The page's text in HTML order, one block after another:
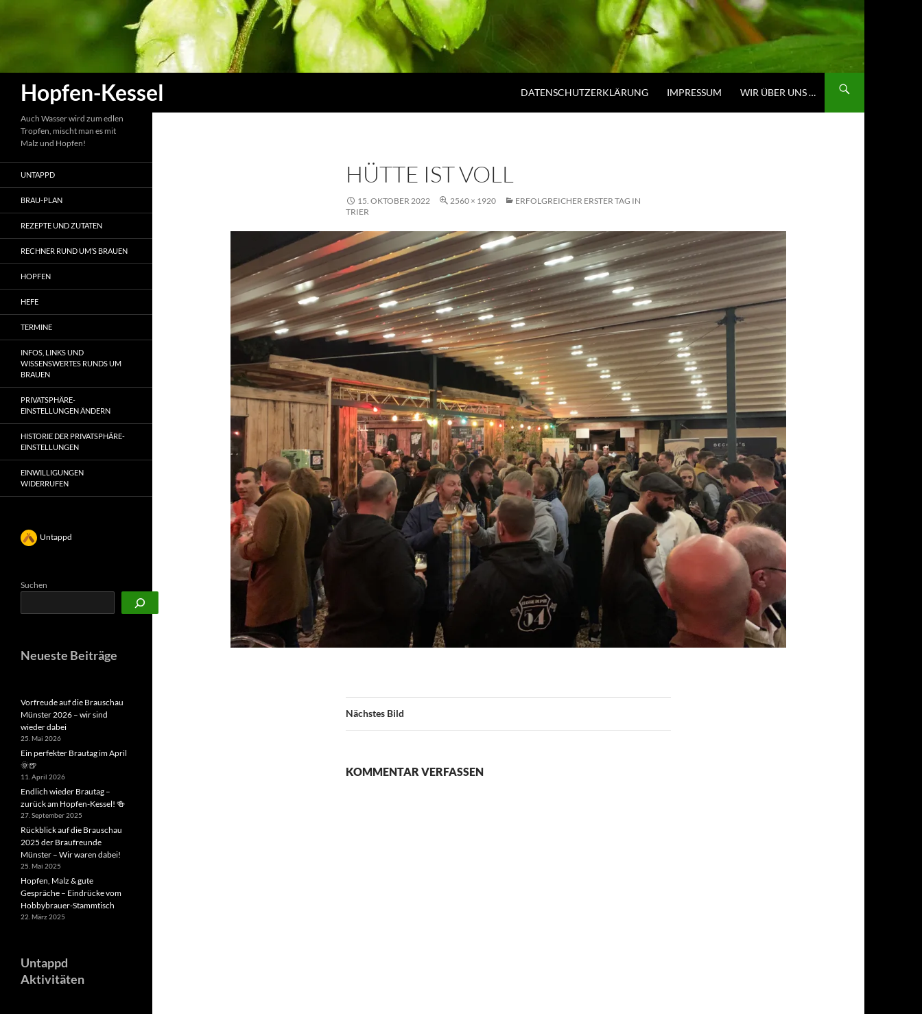
Hopfen-Kessel DATENSCHUTZERKLÄRUNG IMPRESSUM WIR ÜBER UNS …
HÜTTE IST VOLL
15. OKTOBER 2022 2560 × 1920
ERFOLGREICHER ERSTER TAG IN
TRIER
Nächstes Bild
KOMMENTAR VERFASSEN
Auch Wasser wird zum edlen
Tropfen, mischt man es mit
Malz und Hopfen!
UNTAPPD
BRAU-PLAN
REZEPTE UND ZUTATEN
RECHNER RUND UM’S BRAUEN
HOPFEN
HEFE
TERMINE
INFOS, LINKS UND
WISSENSWERTES RUNDS UM
BRAUEN
PRIVATSPHÄRE-
EINSTELLUNGEN ÄNDERN
HISTORIE DER PRIVATSPHÄRE-
EINSTELLUNGEN
EINWILLIGUNGEN
WIDERRUFEN
Untappd
Suchen
Neueste Beiträge
Vorfreude auf die Brauschau
Münster 2026 – wir sind
wieder dabei
25. Mai 2026
Ein perfekter Brautag im April
🌞🍺
11. April 2026
Endlich wieder Brautag –
zurück am Hopfen-Kessel! 🍻
27. September 2025
Rückblick auf die Brauschau
2025 der Braufreunde
Münster – Wir waren dabei!
25. Mai 2025
Hopfen, Malz & gute
Gespräche – Eindrücke vom
Hobbybrauer-Stammtisch
22. März 2025
Untappd
Aktivitäten